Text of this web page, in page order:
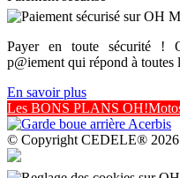
Payer en toute sécurité !
p@iement qui répond à toutes
En savoir plus
Les BONS PLANS
© Copyright CEDELE® 2026